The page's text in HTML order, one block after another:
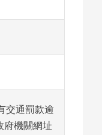
交通罰款逾
府機關網址